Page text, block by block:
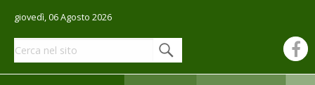
giovedì, 06 Agosto 2026